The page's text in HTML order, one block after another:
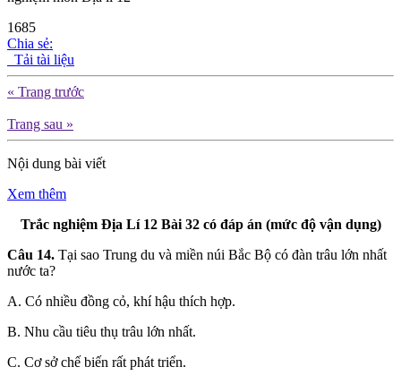
1685
Chia sẻ:
Tải tài liệu
« Trang trước
Trang sau »
Nội dung bài viết
Xem thêm
Trắc nghiệm Địa Lí 12 Bài 32 có đáp án (mức độ vận dụng)
Câu 14. Tại sao Trung du và miền núi Bắc Bộ có đàn trâu lớn nhất
nước ta?
A. Có nhiều đồng cỏ, khí hậu thích hợp.
B. Nhu cầu tiêu thụ trâu lớn nhất.
C. Cơ sở chế biến rất phát triển.